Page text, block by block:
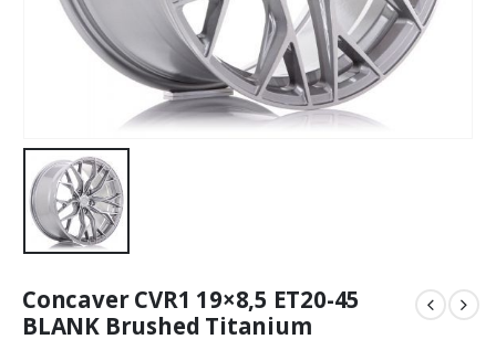
Concaver CVR1 19×8,5 ET20-45
BLANK Brushed Titanium